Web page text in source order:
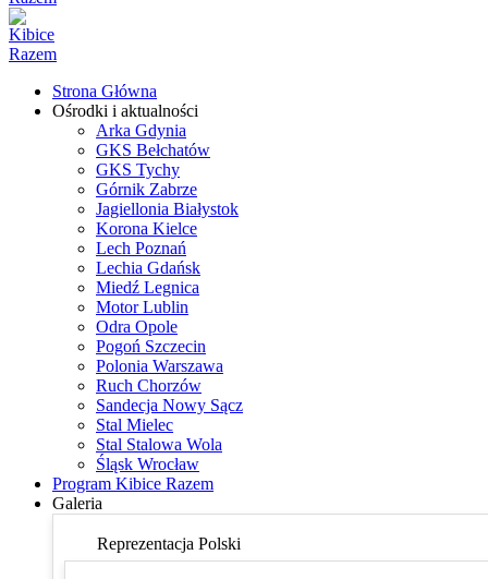
Strona Główna
Ośrodki i aktualności
Arka Gdynia
GKS Bełchatów
GKS Tychy
Górnik Zabrze
Jagiellonia Białystok
Korona Kielce
Lech Poznań
Lechia Gdańsk
Miedź Legnica
Motor Lublin
Odra Opole
Pogoń Szczecin
Polonia Warszawa
Ruch Chorzów
Sandecja Nowy Sącz
Stal Mielec
Stal Stalowa Wola
Śląsk Wrocław
Program Kibice Razem
Galeria
Reprezentacja Polski